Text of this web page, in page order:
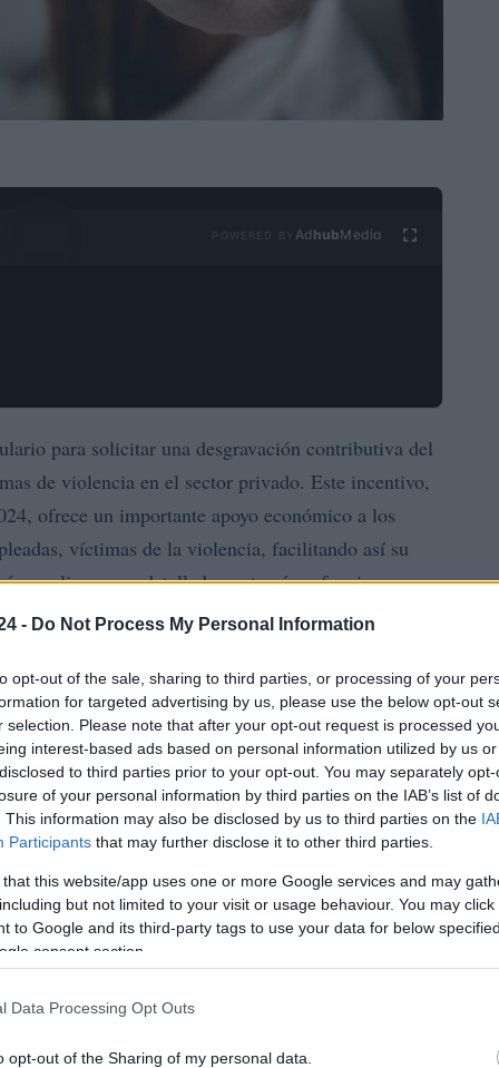
- Do Not Process My Personal Information
opt-out of the sale, sharing to third parties, or processing of your
for targeted advertising by us, please use the below opt-out
selection. Please note that after your opt-out request is processed
interest-based ads based on personal information utilized by us
to third parties prior to your opt-out. You may separately
of your personal information by third parties on the IAB’s list of
This information may also be disclosed by us to third parties on the
Participants that may further disclose it to other third parties.
that this website/app uses one or more Google services and may
but not limited to your visit or usage behaviour. You may
to Google and its third-party tags to use your data for below
consent section.
Data Processing Opt Outs
opt-out of the Sharing of my personal data.
Ad hubMedia
para solicitar una desgravación contributiva del
de violencia en el sector privado. Este incentivo,
ofrece un importante apoyo económico a los
víctimas de la violencia, facilitando así su
analizaremos detalladamente cómo funciona,
este alivio
a mujeres víctimas de violencia
total del pago de las contribuciones a la seguridad
a mujeres desempleadas, víctimas de la
Este incentivo se aplica tanto a las contrataciones
indefinidas y tiene un límite máximo anual de